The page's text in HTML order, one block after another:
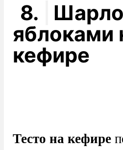
8.
яблоками
кефире
Тесто на кефире